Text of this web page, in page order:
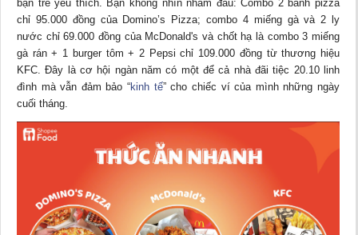
bạn trẻ yêu thích. Bạn không nhìn nhầm đâu: Combo 2 bánh pizza
chỉ 95.000 đồng của Domino’s Pizza; combo 4 miếng gà và 2 ly
nước chỉ 69.000 đồng của McDonald's và chốt hạ là combo 3 miếng
gà rán + 1 burger tôm + 2 Pepsi chỉ 109.000 đồng từ thương hiệu
KFC. Đây là cơ hội ngàn năm có một để cả nhà đãi tiệc 20.10 linh
đình mà vẫn đảm bảo “kinh tế” cho chiếc ví của mình những ngày
cuối tháng.